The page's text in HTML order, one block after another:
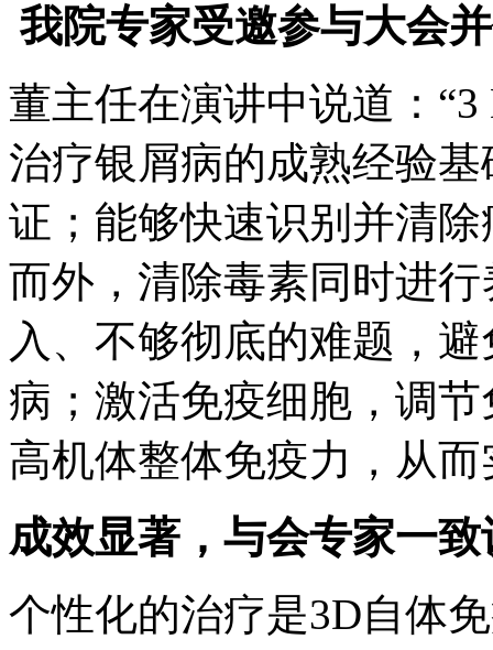
我院专家受邀参与大会
董主任在演讲中说道：
治疗银屑病的成熟经验
证；能够快速识别并清
而外，清除毒素同时进
入、不够彻底的难题，
病；激活免疫细胞，调
高机体整体免疫力，从
成效显著，与会专家一致
个性化的治疗是3D自体